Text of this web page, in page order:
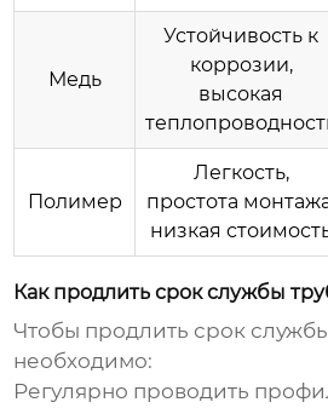
Медь
Устойчивость к
коррозии,
высокая
Полимер
Легкость,
простота
низкая
Как продлить срок службы
Чтобы продлить срок
необходимо:
Регулярно проводить